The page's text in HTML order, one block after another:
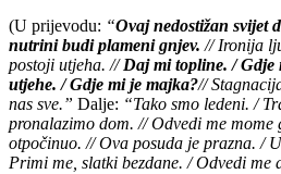
(U prijevodu: “Ovaj nedostižan svijet
nutrini budi plameni gnjev. // Ironija
postoji utjeha. //Daj mi topline. /
utjehe. / Gdje mi je majka?//
nas sve.” Dalje: “Tako smo ledeni. /
pronalazimo dom. // Odvedi me mome
otpočinuo. // Ova posuda je prazna. /
Primi me, slatki bezdane. / Odvedi me